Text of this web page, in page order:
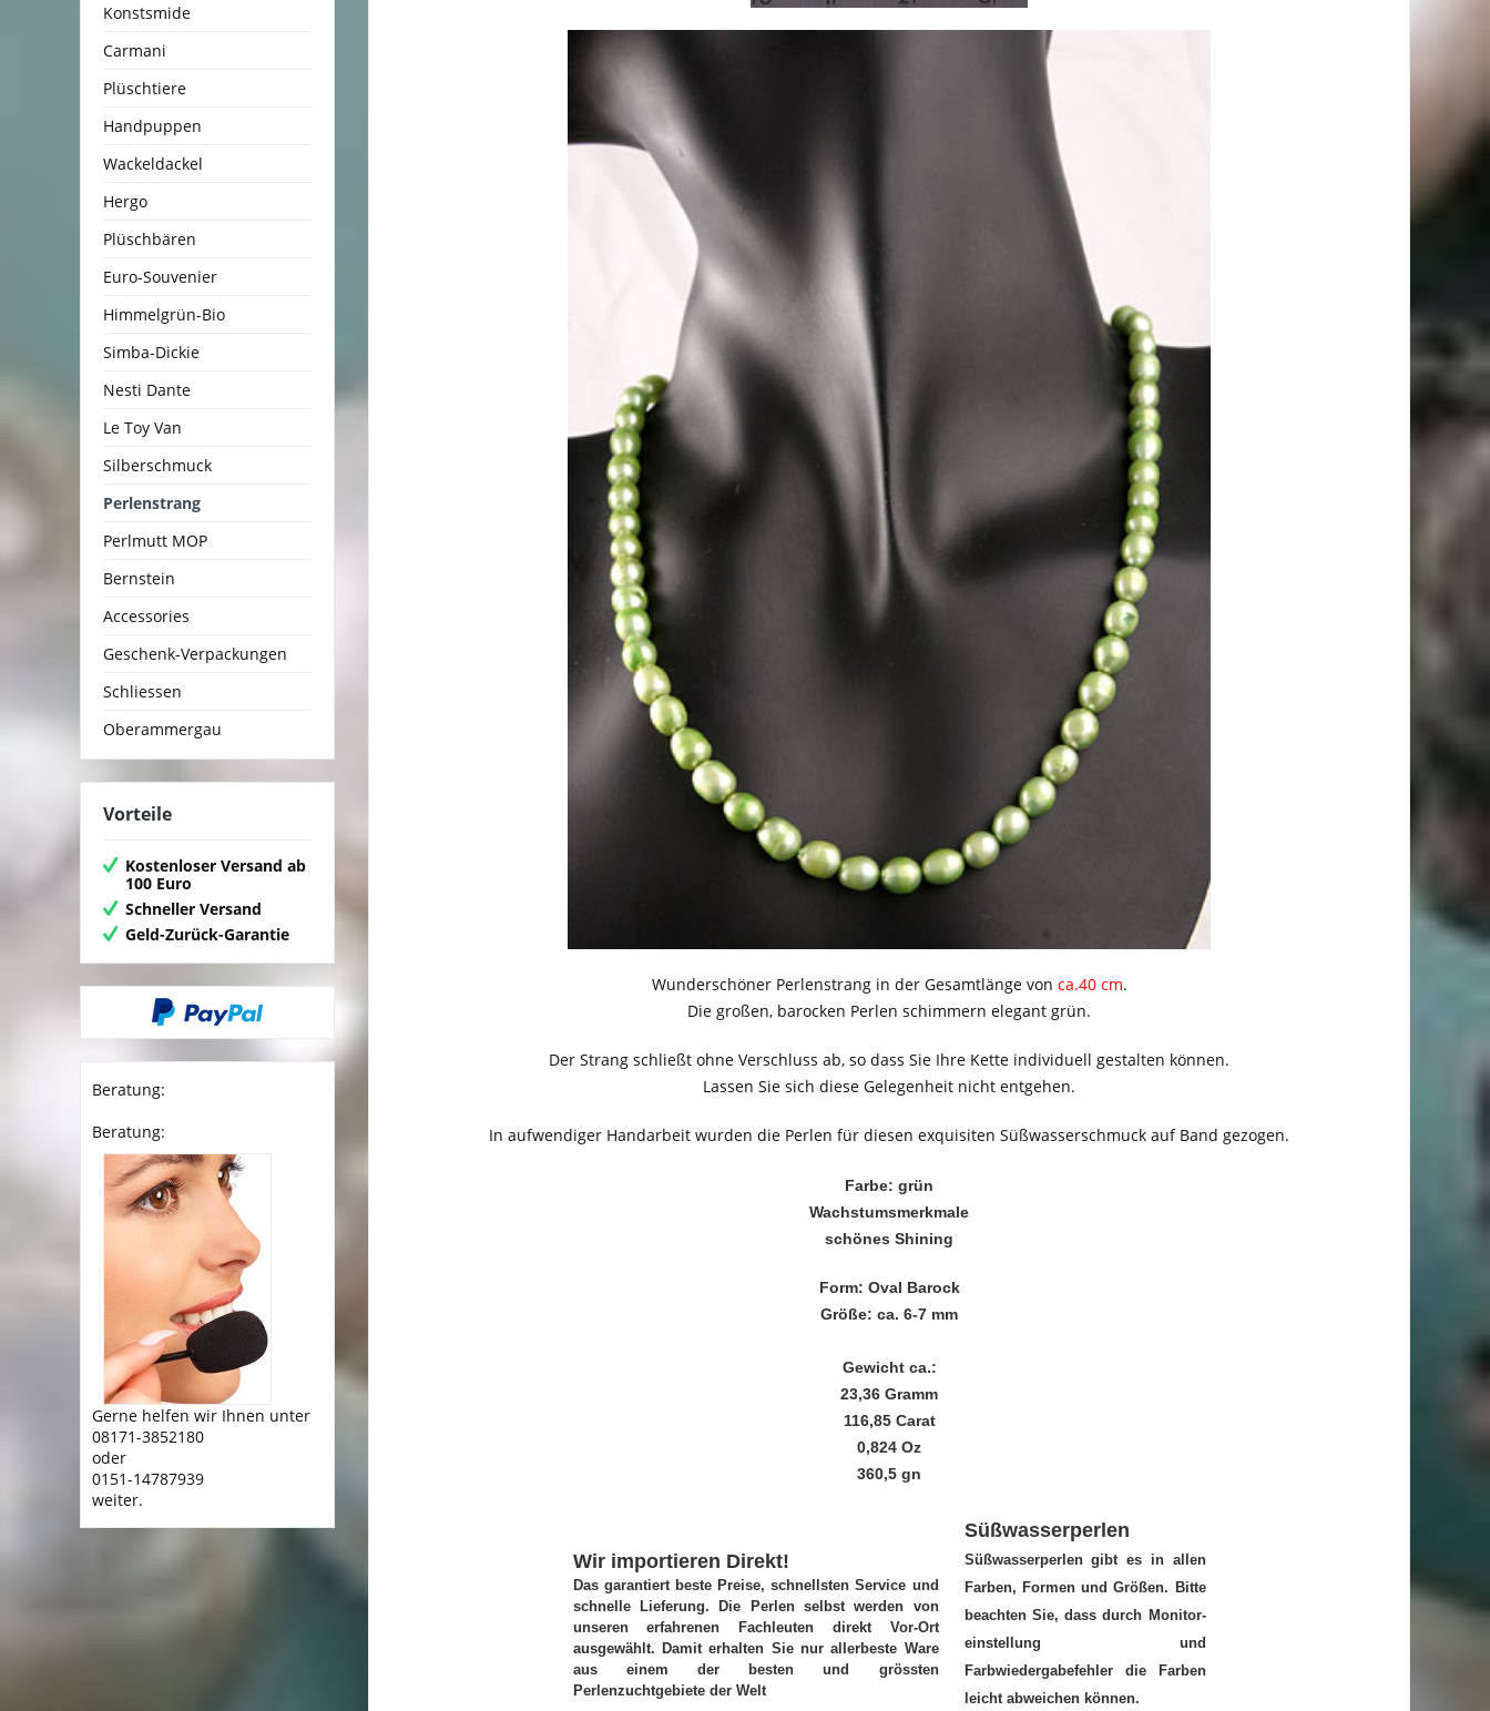
Konstsmide
Carmani
Plüschtiere
Handpuppen
Wackeldackel
Hergo
Plüschbären
Euro-Souvenier
Himmelgrün-Bio
Simba-Dickie
Nesti Dante
Le Toy Van
Silberschmuck
Perlenstrang
Perlmutt MOP
Bernstein
Accessories
Geschenk-Verpackungen
Schliessen
Oberammergau
Vorteile
Kostenloser Versand ab
100 Euro
Schneller Versand
Geld-Zurück-Garantie
Beratung:
Beratung:
Gerne helfen wir Ihnen unter
08171-3852180
oder
0151-14787939
weiter.
Wunderschöner Perlenstrang in der Gesamtlänge von ca.40 cm.
Die großen, barocken Perlen schimmern elegant grün.
Der Strang schließt ohne Verschluss ab, so dass Sie Ihre Kette individuell gestalten können.
Lassen Sie sich diese Gelegenheit nicht entgehen.
In aufwendiger Handarbeit wurden die Perlen für diesen exquisiten Süßwasserschmuck auf Band gezogen.
Farbe: grün
Wachstumsmerkmale
schönes Shining
Form: Oval Barock
Größe: ca. 6-7 mm
Gewicht ca.:
23,36 Gramm
116,85 Carat
0,824 Oz
360,5 gn
Wir importieren Direkt!
Das garantiert beste Preise, schnellsten Service und
schnelle Lieferung. Die Perlen selbst werden von
unseren erfahrenen Fachleuten direkt Vor-Ort
ausgewählt. Damit erhalten Sie nur allerbeste Ware
aus einem der besten und grössten
Perlenzuchtgebiete der Welt
Süßwasserperlen
Süßwasserperlen gibt es in allen
Farben, Formen und Größen. Bitte
beachten Sie, dass durch Monitor-
einstellung und
Farbwiedergabefehler die Farben
leicht abweichen können.